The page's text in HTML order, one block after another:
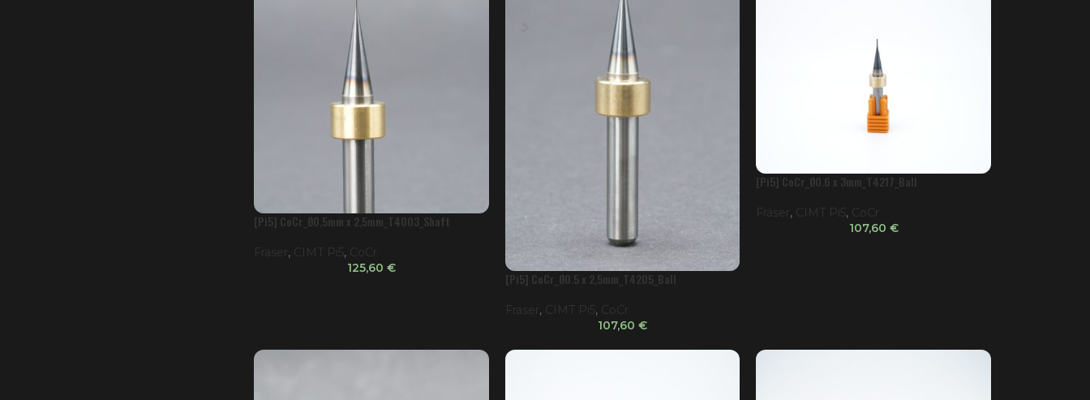
[Pi5] CoCr_Ø0,5mm x 2,5mm_T4003_Shaft
Fräser , CIMT Pi5 ,
CoCr
125,60 €
[Pi5] CoCr_Ø0.5 x 2,5mm_T4205_Ball
Fräser , CIMT Pi5 ,
CoCr
107,60 €
[Pi5] CoCr_Ø0.6 x 3mm_T4217_Ball
Fräser , CIMT Pi5 ,
CoCr
107,60 €